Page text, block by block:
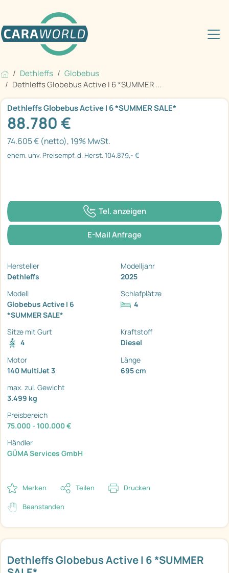
Dethleffs
Globebus
Dethleffs Globebus Active I 6 *SUMMER ...
Dethleffs Globebus Active I 6 *SUMMER
Dethleffs Globebus Active I 6 *SUMMER SALE*
88.780 €
74.605 € (netto), 19% MwSt.
ehem. unv. Preisempf. d. Herst. 104.879,- €
Tel. anzeigen
E-Mail Anfrage
Hersteller
Dethleffs
Modelljahr
2025
Modell
Globebus Active I 6
*SUMMER SALE*
Schlafplätze
4
Sitze mit Gurt
4
Kraftstoff
Diesel
Motor
140 MultiJet 3
Länge
695 cm
max. zul. Gewicht
3.499 kg
Preisbereich
75.000 - 100.000 €
Händler
GÜMA Services GmbH
Merken Teilen Drucken
Beanstanden